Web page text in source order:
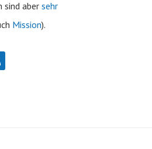
sind abersehr
Mission).